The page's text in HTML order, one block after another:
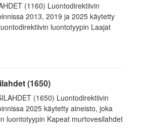
(1160) Luontodirektiivin
2013, 2019 ja 2025 käytetty
luontotyypin Laajat
(1650)
(1650) Luontodirektiivin
2025 käytetty aineisto, joka
luontotyypin Kapeat murtovesilahdet